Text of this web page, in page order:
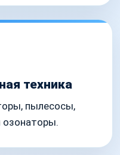
техника
пылесосы,
озонаторы.